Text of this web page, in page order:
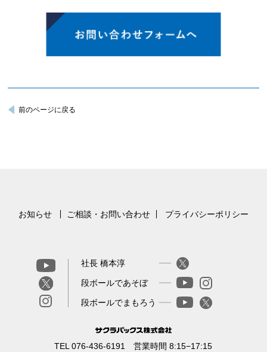
前のページに戻る
お知らせ ご相談・お問い合わせ プライバシーポリシー
社長 橋本淳
段ボールであそぼ
段ボールでまもろう
TEL 076-436-6191 営業時間 8:15−17:15